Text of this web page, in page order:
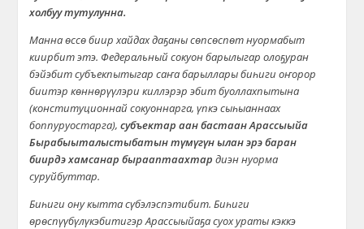
холбуу тутулунна.
Манна өссө биир хайдах даҕаны сөпсөспөт нуормабыт
киирбит этэ. Федеральный сокуон барылыгар олоҕуран
бэйэбит субъекпытыгар саҥа барыллары биһиги оҥорор
биитэр көннөрүүлэри киллэрэр эбит буоллахпытына
(конституционнай сокуоннарга, үпкэ сыһыаннаах
боппуруостарга),субъектар аан бастаан Арассыыйа
Бырабыыталыстыбатын түмүгүн ылан эрэ баран
биирдэ хамсанар бырааптаахтар диэн нуорма
суруйбуттар.
Биһиги ону кытта сүбэлэспэтибит. Биһиги
өрөспүүбүлүкэбитигэр Арассыыйаҕа суох ураты кэккэ